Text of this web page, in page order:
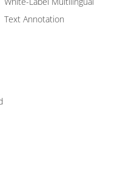
Text Annotation